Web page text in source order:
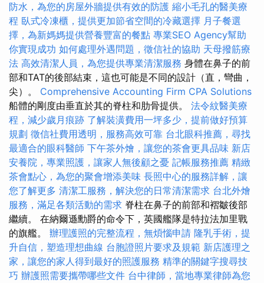
防水，為您的房屋外牆提供有效的防護 縮小毛孔的醫美療
程 臥式冷凍櫃，提供更加節省空間的冷藏選擇 月子餐選
擇，為新媽媽提供營養豐富的餐點 專業SEO Agency幫助
你實現成功 如何處理外遇問題，徵信社的協助 天母撥筋療
法 高效清潔人員，為您提供專業清潔服務 身體在鼻子的前
部和TAT的後部結束，這也可能是不同的設計（直，彎曲，
尖）。 Comprehensive Accounting Firm CPA Solutions
船體的剛度由垂直於其的脊柱和肋骨提供。 法令紋醫美療
程，減少歲月痕跡 了解裝潢費用一坪多少，提前做好預算
規劃 徵信社費用透明，服務高效可靠 台北眼科推薦，尋找
最適合的眼科醫師 下午茶外燴，讓您的茶會更具品味 新店
安養院，專業照護，讓家人無後顧之憂 記帳服務推薦 精緻
茶會點心，為您的聚會增添美味 長照中心的服務詳解，讓
您了解更多 清潔工服務，解決您的日常清潔需求 台北外燴
服務，滿足各類活動的需求 脊柱在鼻子的前部和褶皺後部
繼續。 在納爾遜勳爵的命令下，英國艦隊是特拉法加里戰
的旗艦。 辦理護照的完整流程，無煩惱申請 隆乳手術，提
升自信，塑造理想曲線 台胞證照片要求及規範 新店護理之
家，讓您的家人得到最好的照護服務 精準的關鍵字搜尋技
巧 辦護照需要攜帶哪些文件 台中律師，當地專業律師為您